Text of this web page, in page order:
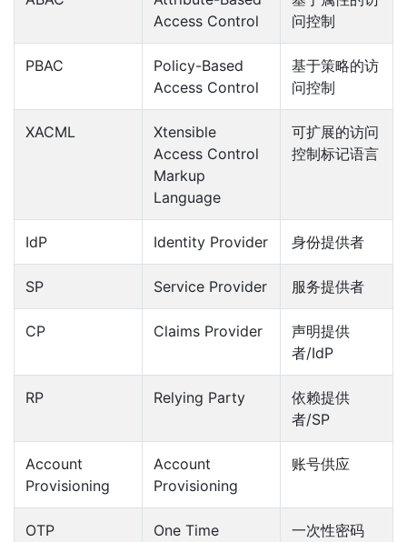
Access Control
问控制
PBAC
Policy-Based
Access Control
基于策略的访
问控制
XACML
Xtensible
Access Control
Markup
Language
可扩展的访问
控制标记语言
IdP Identity Provider 身份提供者
SP Service Provider 服务提供者
CP Claims Provider
声明提供
者/IdP
RP Relying Party
依赖提供
者/SP
Account
Provisioning
Account
Provisioning
账号供应
OTP
One Time
一次性密码